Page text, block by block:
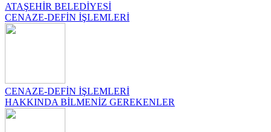
ATAŞEHİR BELEDİYESİ
CENAZE-DEFİN İŞLEMLERİ
CENAZE-DEFİN İŞLEMLERİ
HAKKINDA BİLMENİZ GEREKENLER